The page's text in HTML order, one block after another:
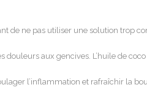
de ne pas utiliser une solution trop
aux gencives. L’huile de
l’inflammation et rafraîchir la